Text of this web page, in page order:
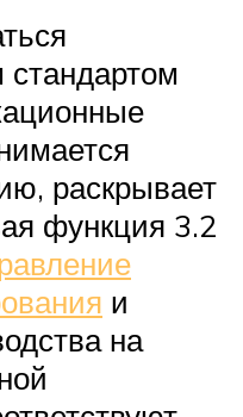
раскрывает
функция 3.2
и
на